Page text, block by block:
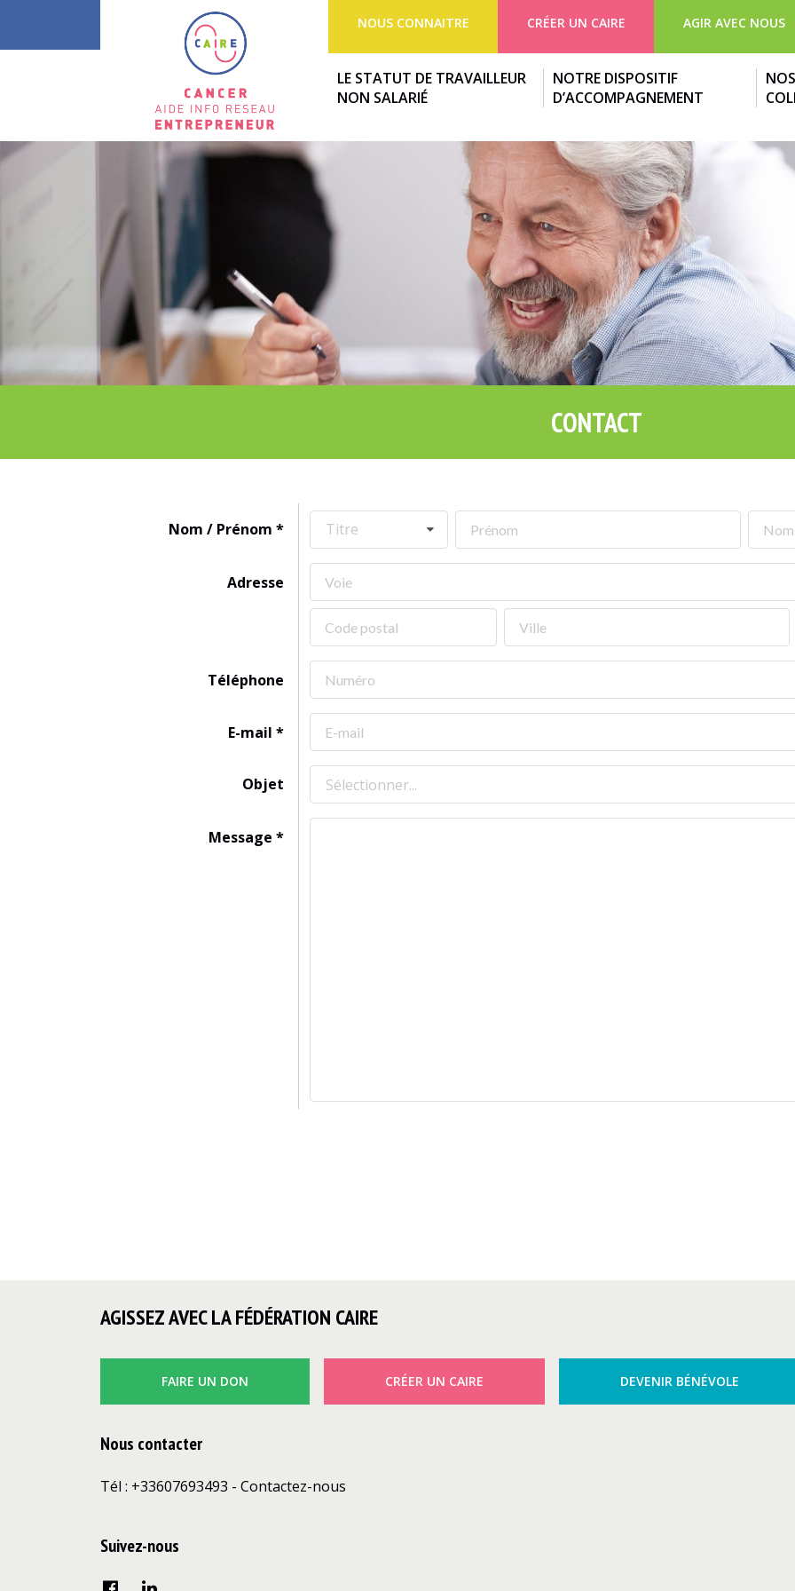
NOUS CONNAITRE CRÉER UN CAIRE AGIR AVEC NOUS
LE STATUT DE TRAVAILLEUR
NON SALARIÉ
NOTRE DISPOSITIF
D’ACCOMPAGNEMENT
NOS
CONTACT
Nom / Prénom Titre
Adresse
Téléphone
E-mail
Objet Sélectionner...
Message
AGISSEZ AVEC LA FÉDÉRATION CAIRE
FAIRE UN DON CRÉER UN CAIRE DEVENIR BÉNÉVOLE
Nous contacter
Tél : +33607693493 - Contactez-nous
Suivez-nous